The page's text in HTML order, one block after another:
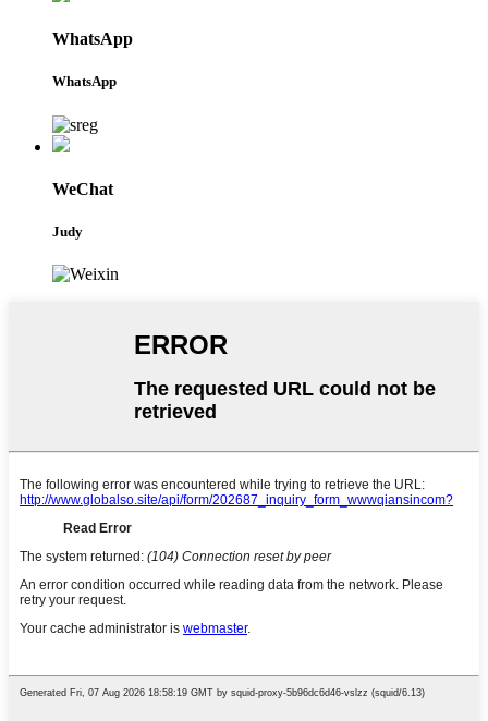
WhatsApp
WhatsApp
WeChat
Judy